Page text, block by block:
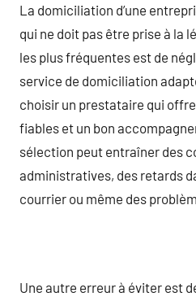
La domiciliation d’une
qui ne doit pas être prise à la
les plus fréquentes est de
service de domiciliation
choisir un prestataire qui
fiables et un bon
sélection peut entraîner des
administratives, des retards
courrier ou même des
Une autre erreur à éviter est